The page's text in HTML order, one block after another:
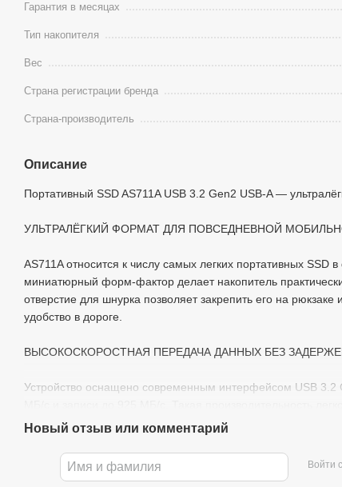
Гарантия в месяцах
Тип накопителя
Вес
Страна регистрации бренда
Страна-производитель
Описание
Портативный SSD AS711A USB 3.2 Gen2 USB-A —
УЛЬТРАЛЁГКИЙ ФОРМАТ ДЛЯ ПОВСЕДНЕВНОЙ
AS711A относится к числу самых легких портативных SSD
миниатюрный форм-фактор делает накопитель
отверстие для шнурка позволяет закрепить его на
удобство в дороге.
ВЫСОКОСКОРОСТНАЯ ПЕРЕДАЧА ДАННЫХ БЕЗ
Устройство оснащено современным интерфейсом USB 3.2
видео в высоком качестве или рабочих проектов, делая
ПРОЧНОСТЬ, ПОДТВЕРЖДЁННАЯ ВОЕННЫМ
Новый отзыв или комментарий
Войти